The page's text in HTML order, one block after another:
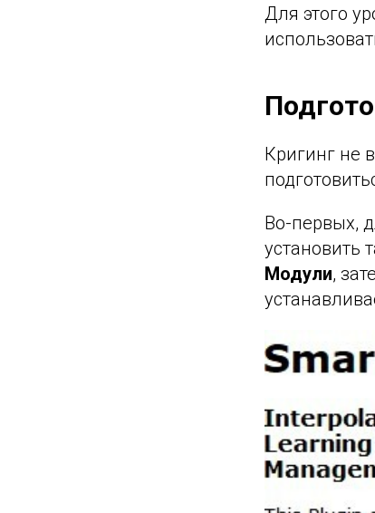
Для этого
Кригинг не
Во-первых,
установить
Модули,